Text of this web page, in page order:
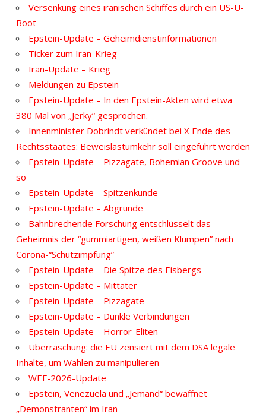
Versenkung eines iranischen Schiffes durch ein US-U-
Boot
Epstein-Update – Geheimdienstinformationen
Ticker zum Iran-Krieg
Iran-Update – Krieg
Meldungen zu Epstein
Epstein-Update – In den Epstein-Akten wird etwa
380 Mal von „Jerky“ gesprochen.
Innenminister Dobrindt verkündet bei X Ende des
Rechtsstaates: Beweislastumkehr soll eingeführt werden
Epstein-Update – Pizzagate, Bohemian Groove und
so
Epstein-Update – Spitzenkunde
Epstein-Update – Abgründe
Bahnbrechende Forschung entschlüsselt das
Geheimnis der “gummiartigen, weißen Klumpen” nach
Corona-“Schutzimpfung”
Epstein-Update – Die Spitze des Eisbergs
Epstein-Update – Mittäter
Epstein-Update – Pizzagate
Epstein-Update – Dunkle Verbindungen
Epstein-Update – Horror-Eliten
Überraschung: die EU zensiert mit dem DSA legale
Inhalte, um Wahlen zu manipulieren
WEF-2026-Update
Epstein, Venezuela und „Jemand“ bewaffnet
„Demonstranten“ im Iran